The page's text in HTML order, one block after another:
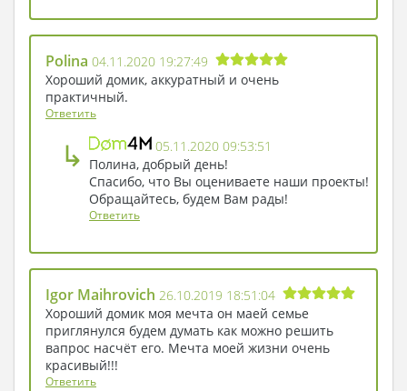
Полный каталог проектов 1,2,3х этажных домов на
нашем сайте:https://dom4m.by/
Polina 04.11.2020 19:27:49
Хороший домик, аккуратный и очень
практичный.
Ответить
↳
05.11.2020 09:53:51
Полина, добрый день!
Спасибо, что Вы оцениваете наши проекты!
Обращайтесь, будем Вам рады!
Ответить
Igor Maihrovich 26.10.2019 18:51:04
Хороший домик моя мечта он маей семье
приглянулся будем думать как можно решить
вапрос насчёт его. Мечта моей жизни очень
красивый!!!
Ответить